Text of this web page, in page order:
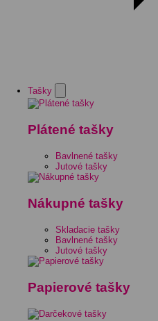
Tašky
Plátené tašky
Bavlnené tašky
Jutové tašky
Nákupné tašky
Skladacie tašky
Bavlnené tašky
Jutové tašky
Papierové tašky